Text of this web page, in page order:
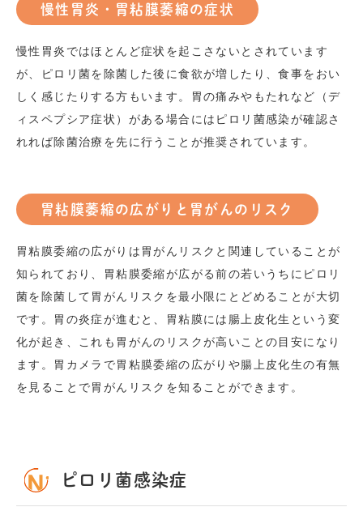
慢性胃炎・胃粘膜萎縮の症状
慢性胃炎ではほとんど症状を起こさないとされています
が、ピロリ菌を除菌した後に食欲が増したり、食事をおい
しく感じたりする方もいます。胃の痛みやもたれなど（デ
ィスペプシア症状）がある場合にはピロリ菌感染が確認さ
れれば除菌治療を先に行うことが推奨されています。
胃粘膜萎縮の広がりと胃がんのリスク
胃粘膜委縮の広がりは胃がんリスクと関連していることが
知られており、胃粘膜委縮が広がる前の若いうちにピロリ
菌を除菌して胃がんリスクを最小限にとどめることが大切
です。胃の炎症が進むと、胃粘膜には腸上皮化生という変
化が起き、これも胃がんのリスクが高いことの目安になり
ます。胃カメラで胃粘膜委縮の広がりや腸上皮化生の有無
を見ることで胃がんリスクを知ることができます。
ピロリ菌感染症